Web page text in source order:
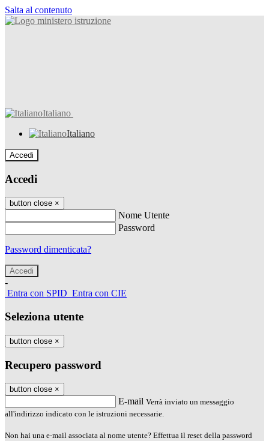
Salta al contenuto
Italiano
Italiano
Accedi
Accedi
button close ×
Nome Utente
Password
Password dimenticata?
-
Entra con SPID Entra con CIE
Seleziona utente
button close ×
Recupero password
button close ×
E-mail Verrà inviato un messaggio
all'indirizzo indicato con le istruzioni necessarie.
Non hai una e-mail associata al nome utente? Effettua il reset della password